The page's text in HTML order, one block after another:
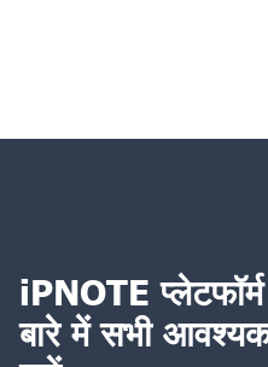
iPNOTE
बारे में सभी आवश्यक